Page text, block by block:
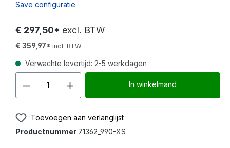
Save configuratie
€ 297,50* excl. BTW
€ 359,97* incl. BTW
Verwachte levertijd: 2-5 werkdagen
Producthoeveelheid:
In winkelmand
Toevoegen aan verlanglijst
Productnummer 71362_990-XS